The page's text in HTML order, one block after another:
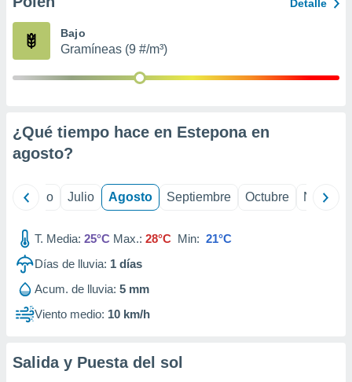
publicidad
1199
Detalle
Bajo
Gramíneas (9 #/m³)
¿Qué tiempo hace en Estepona en
agosto?
Junio Julio Agosto Septiembre Octubre
T. Media: 25°C Max.: 28°C Min: 21°C
Días de lluvia: 1 días
Acum. de lluvia: 5 mm
Viento medio: 10 km/h
Salida y Puesta del sol